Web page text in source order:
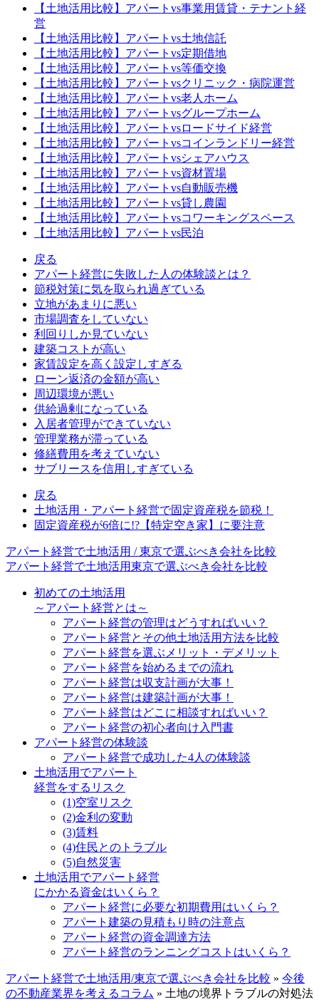
【土地活用比較】アパートvs事業用賃貸・テナント経
営
【土地活用比較】アパートvs土地信託
【土地活用比較】アパートvs定期借地
【土地活用比較】アパートvs等価交換
【土地活用比較】アパートvsクリニック・病院運営
【土地活用比較】アパートvs老人ホーム
【土地活用比較】アパートvsグループホーム
【土地活用比較】アパートvsロードサイド経営
【土地活用比較】アパートvsコインランドリー経営
【土地活用比較】アパートvsシェアハウス
【土地活用比較】アパートvs資材置場
【土地活用比較】アパートvs自動販売機
【土地活用比較】アパートvs貸し農園
【土地活用比較】アパートvsコワーキングスペース
【土地活用比較】アパートvs民泊
戻る
アパート経営に失敗した人の体験談とは？
節税対策に気を取られ過ぎている
立地があまりに悪い
市場調査をしていない
利回りしか見ていない
建築コストが高い
家賃設定を高く設定しすぎる
ローン返済の金額が高い
周辺環境が悪い
供給過剰になっている
入居者管理ができていない
管理業務が滞っている
修繕費用を考えていない
サブリースを信用しすぎている
戻る
土地活用・アパート経営で固定資産税を節税！
固定資産税が6倍に!?【特定空き家】に要注意
アパート経営で土地活用 / 東京で選ぶべき会社を比較
アパート経営で土地活用東京で選ぶべき会社を比較
初めての土地活用
～アパート経営とは～
アパート経営の管理はどうすればいい？
アパート経営とその他土地活用方法を比較
アパート経営を選ぶメリット・デメリット
アパート経営を始めるまでの流れ
アパート経営は収支計画が大事！
アパート経営は建築計画が大事！
アパート経営はどこに相談すればいい？
アパート経営の初心者向け入門書
アパート経営の体験談
アパート経営で成功した4人の体験談
土地活用でアパート
経営をするリスク
(1)空室リスク
(2)金利の変動
(3)賃料
(4)住民とのトラブル
(5)自然災害
土地活用でアパート経営
にかかる資金はいくら？
アパート経営に必要な初期費用はいくら？
アパート建築の見積もり時の注意点
アパート経営の資金調達方法
アパート経営のランニングコストはいくら？
アパート経営で土地活用/東京で選ぶべき会社を比較 » 今後
の不動産業界を考えるコラム » 土地の境界トラブルの対処法